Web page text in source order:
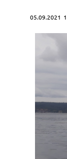
05.09.2021